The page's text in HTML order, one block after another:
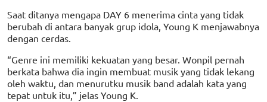
Saat ditanya mengapa DAY 6 menerima cinta yang tidak
berubah di antara banyak grup idola, Young K menjawabnya
dengan cerdas.
“Genre ini memiliki kekuatan yang besar. Wonpil pernah
berkata bahwa dia ingin membuat musik yang tidak lekang
oleh waktu, dan menurutku musik band adalah kata yang
tepat untuk itu,” jelas Young K.